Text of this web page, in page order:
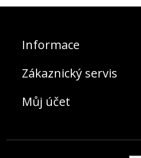
Informace
Zákaznický servis
Můj účet